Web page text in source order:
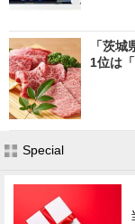
「茨
1位は
Special